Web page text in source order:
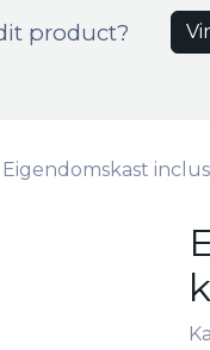
product?
Eigendomskast